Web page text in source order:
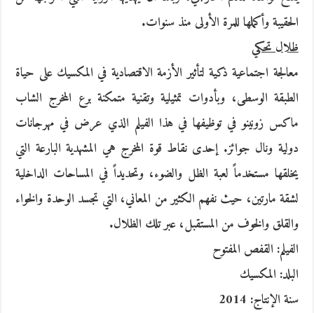
الحقيبة وأكملها للمرة الأولى منذ سنوات.
ظلال تحكي
معالجة اجتماعية ذكية لتأثير الأزمة الاقتصادية في المكسيك على حياة
الطبقة الوسطى، وبأدوات تمثيلية وتقنية متمكنة برع المخرج الشاب
ماكس زونينو في توظيفها في هذا الفيلم الذي عرض في مهرجانات
دولية ونال جوائز. إحدى نقاط قوة المخرج هي المشهدية البارعة التي
يخلقها مستخدماً لعبة الظل والضوء، وتحديداً في المساحات الداخلية
لشقة مارتين، حيث نفهم الكثير من المعاني، التي تجسد الوحدة والخواء
والقلق والخوف من المستقبل، عبر تلك الظلال.
الفيلم: القفص المفتوح
البلد: المكسيك
سنة الإنتاج: 2014